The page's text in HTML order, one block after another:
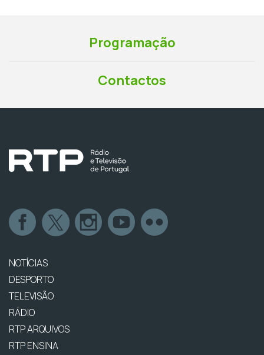
Programação
Contactos
NOTÍCIAS
DESPORTO
TELEVISÃO
RÁDIO
RTP ARQUIVOS
RTP ENSINA